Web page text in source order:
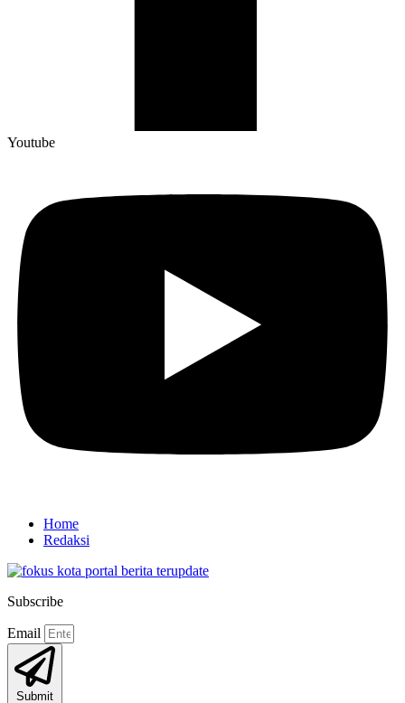
Youtube
Home
Redaksi
Subscribe
Email
Submit